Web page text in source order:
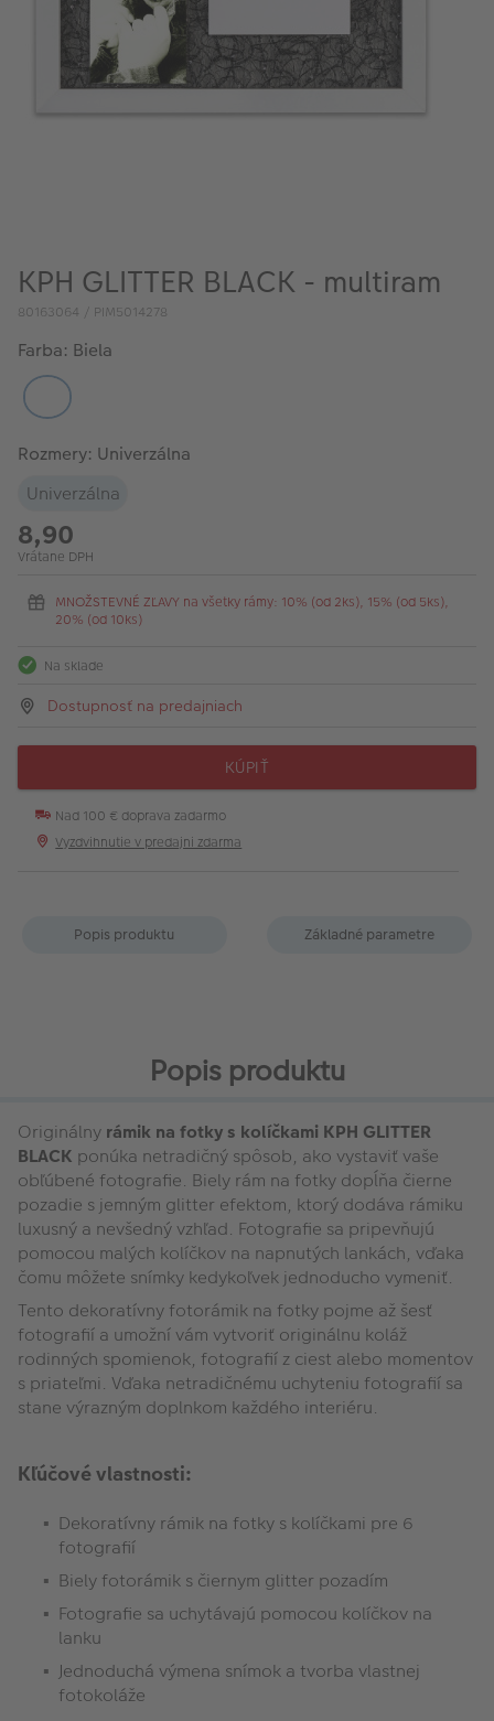
KPH GLITTER BLACK - multiram
80163064 / PIM5014278
Farba: Biela
Rozmery: Univerzálna
Univerzálna
8,90
Vrátane DPH
MNOŽSTEVNÉ ZĽAVY na všetky rámy: 10% (od 2ks), 15% (od 5ks),
20% (od 10ks)
Na sklade
Dostupnosť na predajniach
KÚPIŤ
Nad 100 € doprava zadarmo
Vyzdvihnutie v predajni zdarma
Popis produktu Základné parametre
Popis produktu
Originálny rámik na fotky s kolíčkami KPH GLITTER
BLACK ponúka netradičný spôsob, ako vystaviť vaše
obľúbené fotografie. Biely rám na fotky dopĺňa čierne
pozadie s jemným glitter efektom, ktorý dodáva rámiku
luxusný a nevšedný vzhľad. Fotografie sa pripevňujú
pomocou malých kolíčkov na napnutých lankách, vďaka
čomu môžete snímky kedykoľvek jednoducho vymeniť.
Tento dekoratívny fotorámik na fotky pojme až šesť
fotografií a umožní vám vytvoriť originálnu koláž
rodinných spomienok, fotografií z ciest alebo momentov
s priateľmi. Vďaka netradičnému uchyteniu fotografií sa
stane výrazným doplnkom každého interiéru.
Kľúčové vlastnosti:
Dekoratívny rámik na fotky s kolíčkami pre 6
fotografií
Biely fotorámik s čiernym glitter pozadím
Fotografie sa uchytávajú pomocou kolíčkov na
lanku
Jednoduchá výmena snímok a tvorba vlastnej
fotokoláže